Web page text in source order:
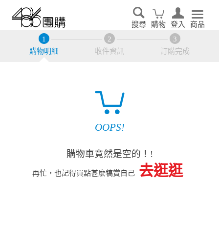
搜尋 購物 登入 商品
購物明細 收件資訊 訂購完成
OOPS!
購物車竟然是空的！!
再忙，也記得買點甚麼犒賞自己 去逛逛